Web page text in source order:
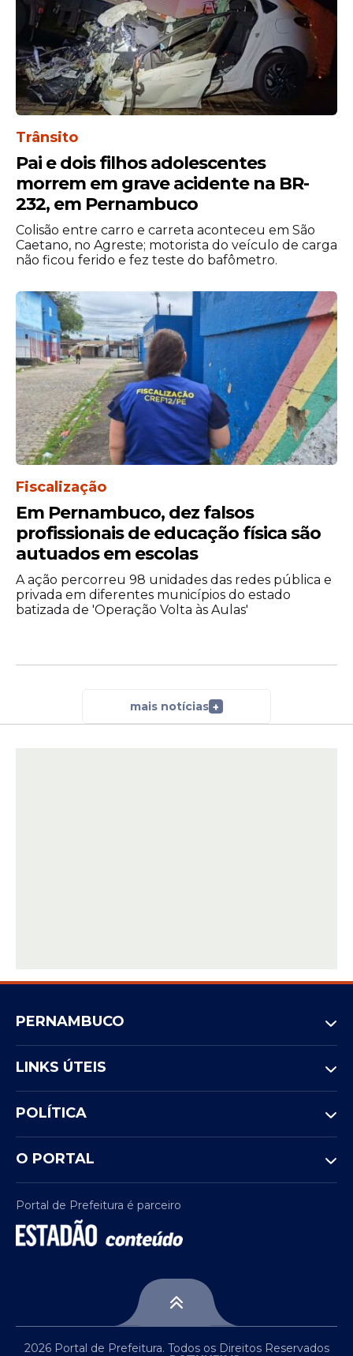
Com o recebimento da denúncia, a Justiça
considerou que existem elementos
suficientes para dar início à ação penal.
Nessa fase do processo, a decisão não
representa condenação, mas permite o
prosseguimento da tramitação para análise
das acusações e da defesa apresentada
pelo réu.
Como o caso tramita em segredo de
Justiça, o acesso aos documentos e aos
A medida busca preservar as informações
relacionadas ao processo durante o
andamento da ação judicial.
Trânsito
Pai e dois filhos adolescentes
morrem em grave acidente na BR-
232, em Pernambuco
Colisão entre carro e carreta aconteceu em São
Caetano, no Agreste; motorista do veículo de carga
não ficou ferido e fez teste do bafômetro.
Fiscalização
Em Pernambuco, dez falsos
profissionais de educação física são
autuados em escolas
A ação percorreu 98 unidades das redes pública e
privada em diferentes municípios do estado
batizada de 'Operação Volta às Aulas'
mais notícias +
PERNAMBUCO
LINKS ÚTEIS
POLÍTICA
O PORTAL
Portal de Prefeitura é parceiro
2026 Portal de Prefeitura. Todos os Direitos Reservados